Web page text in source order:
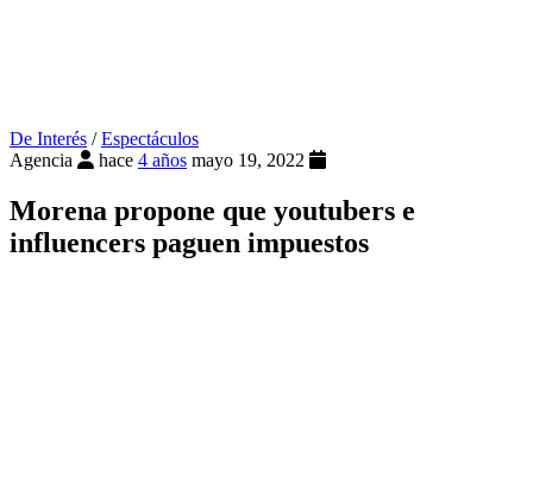
De Interés /Espectáculos
Agencia
hace 4 años mayo 19, 2022
Morena propone que youtubers e
influencers paguen impuestos